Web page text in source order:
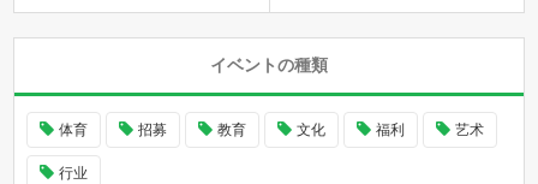
イベントの種類
体育 招募 教育 文化 福利 艺术
行业